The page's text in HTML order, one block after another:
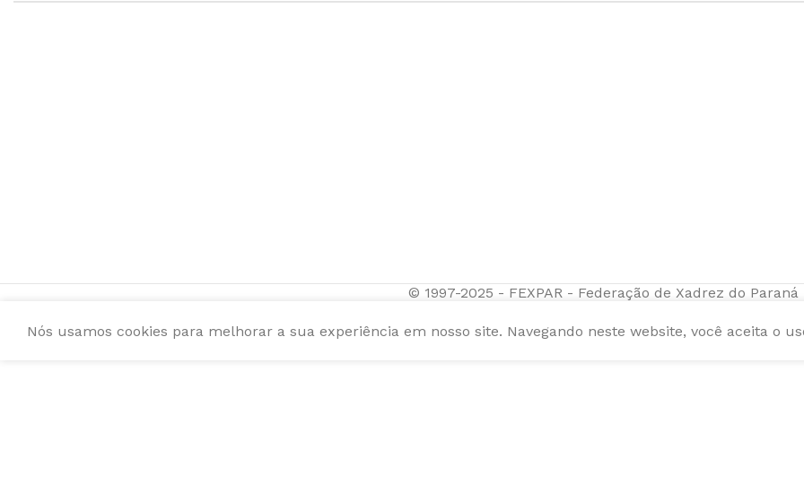
© 1997-2025 - FEXPAR - Federação de Xadrez do Paraná
Nós usamos cookies para melhorar a sua experiência em nosso site. Navegando neste website, você aceita o